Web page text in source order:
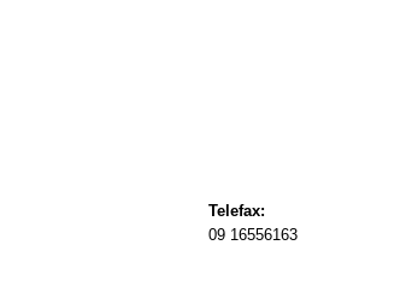
Telefax:
09 16556163